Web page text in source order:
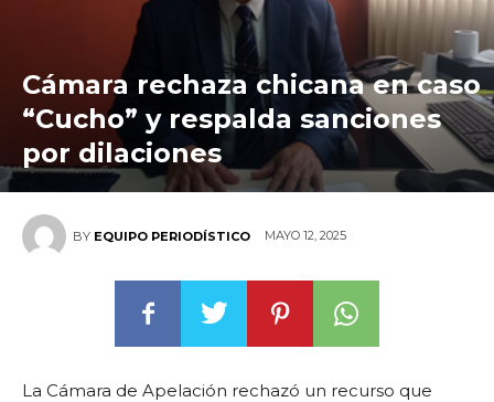
Cámara rechaza chicana en caso
“Cucho” y respalda sanciones
por dilaciones
BY EQUIPO PERIODÍSTICO MAYO 12, 2025
La Cámara de Apelación rechazó un recurso que